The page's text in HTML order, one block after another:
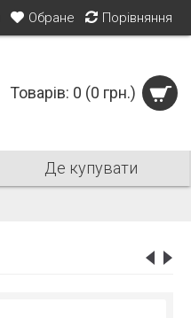
Обране Порівняння
Товарів: 0 (0 грн.)
Де купувати